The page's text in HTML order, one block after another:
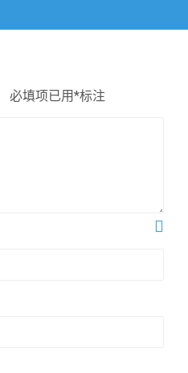
必填项已用*标注